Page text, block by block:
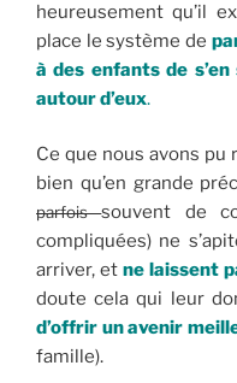
heureusement qu’il
place le système de
à des enfants de
autour d’eux.
Ce que nous avons pu
bien qu’en grande
parfoissouvent de
compliquées) ne
arriver, et ne laissent
doute cela qui leur
d’offrir un avenir
famille).